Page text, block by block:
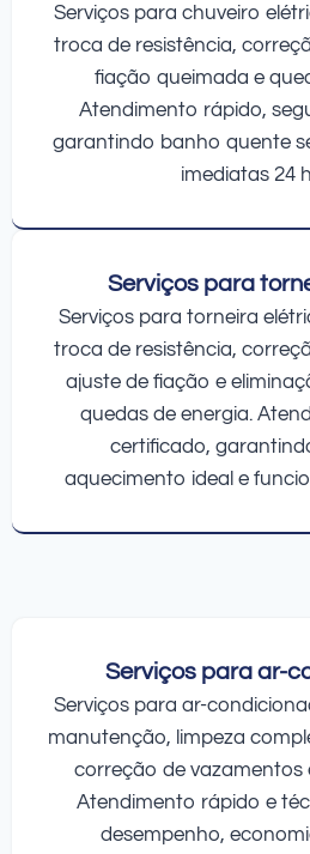
Serviços para chuveiro
troca de resistência,
fiação queimada e
Atendimento rápido,
garantindo banho quente
imediatas 24
Serviços para
Serviços para torneira
troca de resistência,
ajuste de fiação e
quedas de energia.
certificado,
aquecimento ideal e
Serviços para ar-
Serviços para ar-
manutenção, limpeza
correção de vazamentos
Atendimento rápido e
desempenho,